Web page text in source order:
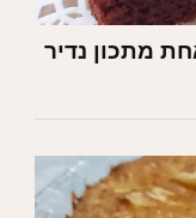
מתכון נדיר